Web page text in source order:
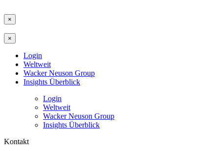
×
×
Login
Weltweit
Wacker Neuson Group
Insights Überblick
Login
Weltweit
Wacker Neuson Group
Insights Überblick
Kontakt